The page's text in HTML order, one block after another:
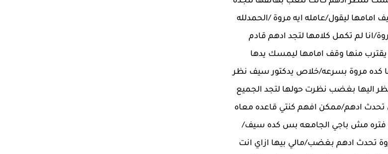
ليقول/عامله ايه مروة /الحمدلله
انا لم تكمل كلامها لتجد ادهم قادم
يقترب منها وقف امامها ليمسك يدها
كده مروة بسرعه/خلاص يدكتور سيف نظر
اليها بغضب نظرت حولها لتجد الجميع
تحدث ادهم/ممكن افهم كنتي قاعده معاه
فتره مش باجي الجامعه بس كده سيف/
تحدث ادهم بغضب/مالي بيها ازاي انت